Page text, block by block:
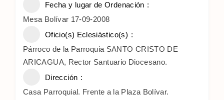
Fecha y lugar de Ordenación
Mesa Bolívar 17-09-2008
Oficio(s) Eclesiástico(s)
Párroco de la Parroquia SANTO CRISTO DE
ARICAGUA, Rector Santuario Diocesano.
Dirección
Casa Parroquial. Frente a la Plaza Bolívar.